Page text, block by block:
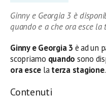
Ginny e Georgia 3 è
quando e a che ora esce la
Ginny e Georgia 3 è ad un
scopriamo quando sono
ora esce laterza stagione.
Contenuti